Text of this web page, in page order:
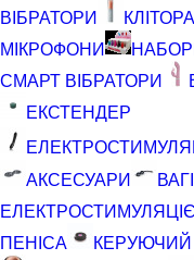
ВІБРАТОРИ
МІКРОФОНИ
СМАРТ ВІБРАТОРИ
ЕКСТЕНДЕР
АКСЕСУАРИ
ПЕНІСА